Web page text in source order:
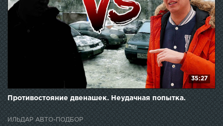
35:27
Противостояние двенашек. Неудачная попытка.
ИЛЬДАР АВТО-ПОДБОР